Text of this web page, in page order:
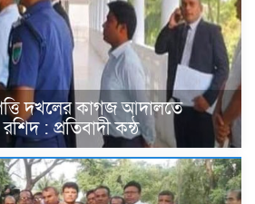
দখলের কাগজ আদালতে
: প্রতিবাদী কন্ঠ